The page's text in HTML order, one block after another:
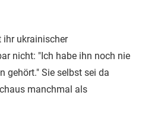
ihr ukrainischer
nicht: "Ich habe ihn noch nie
gehört." Sie selbst sei da
manchmal als